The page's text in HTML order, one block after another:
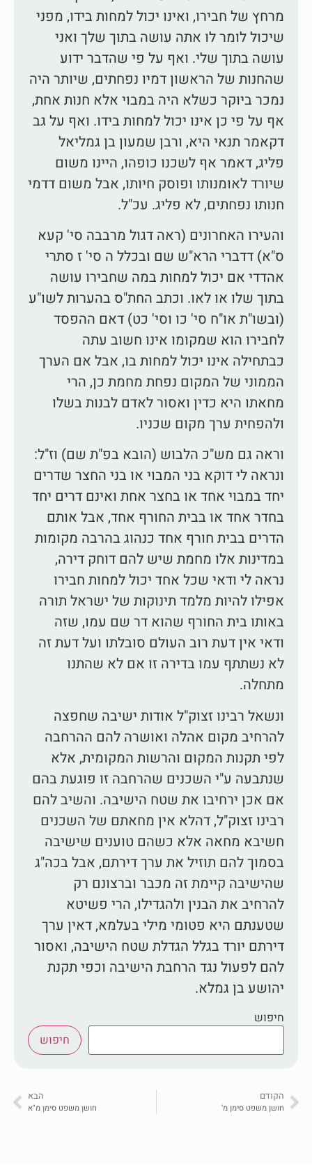
מרחץ של חבירו, ואינו יכול למחות בידו, מפני
שיכול לומר לו אתה עושה בתוך שלך ואני
עושה בתוך שלי. ואף על פי שהדבר ידוע
שהחנות של הראשון דמיו נפחתים, שיותר היה
נמכר ביוקר כשלא היה במבוי אלא חנות אחת,
אף על פי כן אינו יכול למחות בידו. ואף על גב
דקאמר תנאי היא, ורבן שמעון בן גמליאל
פליג, דאמר אף לשכנו כופהו, היינו משום
שיורד לאומנותו ופוסק חיותו, אבל משום דדמי
חנותו נפחתים, לא פליג. עכ"ל.
והעירו האחרונים (ראה דגול מרבבה סי' קעא
ס"א) דדברי הרא"ש שם ובכלל ה סי' ז סתרי
אהדדי אם יכול למחות במה שחבירו עושה
בתוך שלו או לאו. וכתב החת"ס בהערות לשו"ע
(ובשו"ת או"ח סי' כו וסי' כט) דאם ההפסד
לחבירו הוא שמקומו אינו חשוב עתה
כבתחילה אינו יכול למחות בו, אבל אם הערך
הממוני של המקום נפחת מחמת כן, הרי
מחאתו היא כדין ואסור לאדם לבנות בשלו
ולהפחית ערך מקום שכניו.
וראה גם מש"כ הלבוש (הובא בפ"ת שם) וז"ל:
ונראה לי דוקא בני המבוי או בני החצר שדרים
יחד במבוי אחד או בחצר אחת ואינם דרים יחד
בחדר אחד או בבית החורף אחד, אבל אותם
הדרים בבית חורף אחד כנהוג בהרבה מקומות
במדינות אלו מחמת שיש להם דוחק דירה,
נראה לי ודאי שכל אחד יכול למחות חבירו
אפילו להיות מלמד תינוקות של ישראל תורה
באותו בית החורף שהוא דר שם עמו, שזה
ודאי אין דעת רוב העולם סובלתו ועל דעת זה
לא נשתתף עמו בדירה זו אם לא שהתנו
מתחלה.
ונשאל רבינו זצוק"ל אודות ישיבה שחפצה
להרחיב מקום אהלה ואושרה להם ההרחבה
לפי תקנות המקום והרשות המקומית, אלא
שנתבעה ע"י השכנים שהרחבה זו פוגעת בהם
אם אכן ירחיבו את שטח הישיבה. והשיב להם
רבינו זצוק"ל, דהלא אין מחאתם של השכנים
חשיבא מחאה אלא כשהם טוענים שישיבה
בסמוך להם תוזיל את ערך דירתם, אבל בכה"ג
שהישיבה קיימת זה מכבר וברצונם רק
להרחיב את הבנין ולהגדילו, הרי פשיטא
שטענתם היא פטומי מילי בעלמא, דאין ערך
דירתם יורד בגלל הגדלת שטח הישיבה, ואסור
להם לפעול נגד הרחבת הישיבה וכפי תקנת
יהושע בן גמלא.
חיפוש
חיפוש
הקודם
חושן משפט סימן מ'
הבא
חושן משפט סימן מ"א